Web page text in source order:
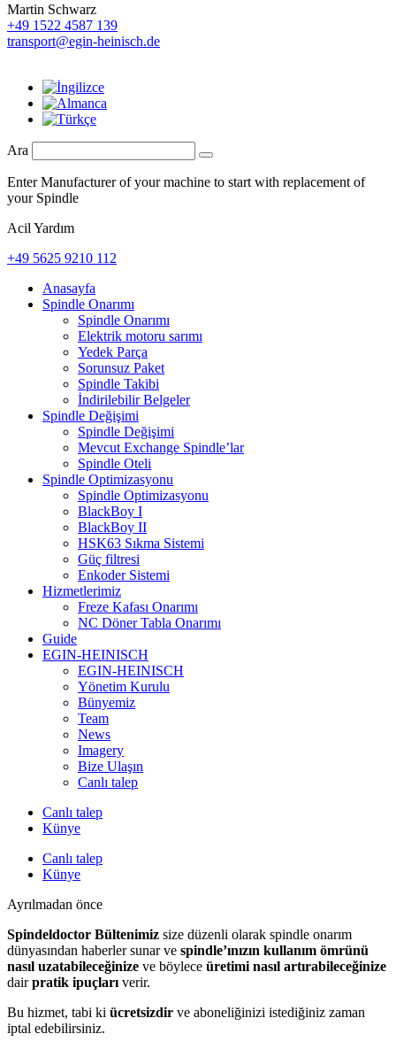
Martin Schwarz
+49 1522 4587 139
transport@egin-heinisch.de
Ara
Enter Manufacturer of your machine to start with replacement of
your Spindle
Acil Yardım
+49 5625 9210 112
Anasayfa
Spindle Onarımı
Spindle Onarımı
Elektrik motoru sarımı
Yedek Parça
Sorunsuz Paket
Spindle Takibi
İndirilebilir Belgeler
Spindle Değişimi
Spindle Değişimi
Mevcut Exchange Spindle’lar
Spindle Oteli
Spindle Optimizasyonu
Spindle Optimizasyonu
BlackBoy I
BlackBoy II
HSK63 Sıkma Sistemi
Güç filtresi
Enkoder Sistemi
Hizmetlerimiz
Freze Kafası Onarımı
NC Döner Tabla Onarımı
Guide
EGIN-HEINISCH
EGIN-HEINISCH
Yönetim Kurulu
Bünyemiz
Team
News
Imagery
Bize Ulaşın
Canlı talep
Canlı talep
Künye
Canlı talep
Künye
Ayrılmadan önce
Spindeldoctor Bültenimiz size düzenli olarak spindle onarım
dünyasından haberler sunar ve spindle’ınızın kullanım ömrünü
nasıl uzatabileceğinize ve böylece üretimi nasıl artırabileceğinize
dairpratik ipuçları verir.
Bu hizmet, tabi ki ücretsizdir ve aboneliğinizi istediğiniz zaman
iptal edebilirsiniz.